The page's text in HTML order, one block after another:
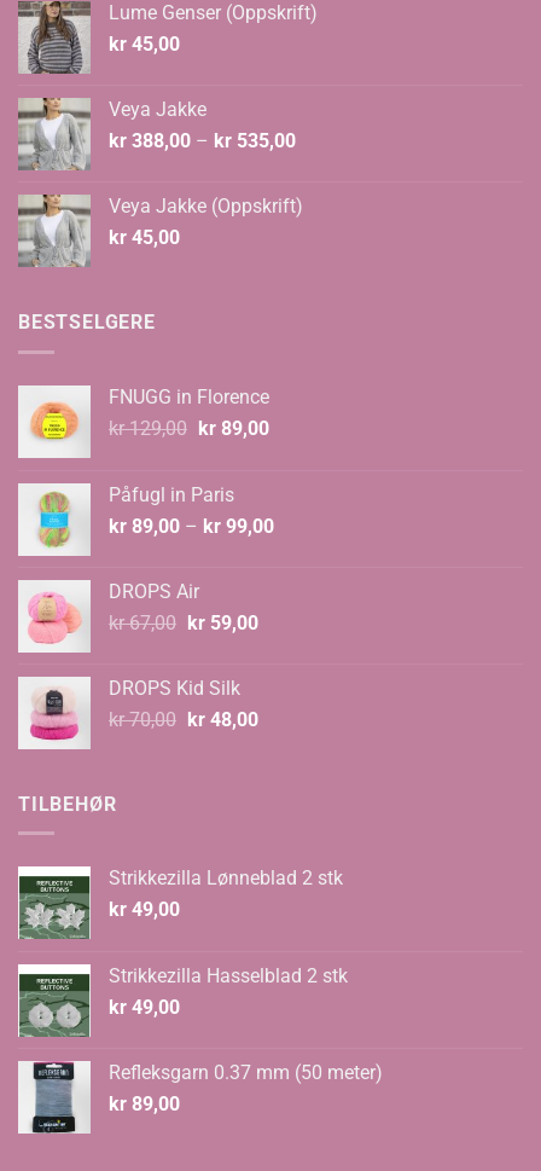
kr 682,00
Lume Genser (Oppskrift)
kr 45,00
Veya Jakke
kr 388,00 – kr 535,00Prisområde:
kr 535,00
Veya Jakke (Oppskrift)
kr 45,00
BESTSELGERE
FNUGG in Florence
kr129,00 Opprinnelig
kr 129,00.
kr89,00Nåværende
Påfugl in Paris
kr 89,00 – kr 99,00Prisområde:
DROPS Air
kr67,00 Opprinnelig
kr 67,00.
kr59,00Nåværende
DROPS Kid Silk
kr70,00 Opprinnelig
kr48,00Nåværende
TILBEHØR
Strikkezilla Lønneblad 2 stk
kr 49,00
Strikkezilla Hasselblad 2 stk
kr 49,00
Refleksgarn 0.37 mm (50 meter)
kr 89,00